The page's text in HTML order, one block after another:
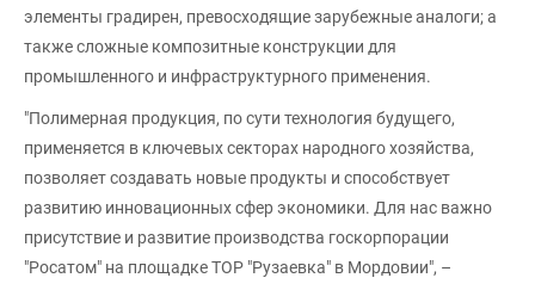
элементы градирен, превосходящие зарубежные аналоги; а
также сложные композитные конструкции для
промышленного и инфраструктурного применения.
"Полимерная продукция, по сути технология будущего,
применяется в ключевых секторах народного хозяйства,
позволяет создавать новые продукты и способствует
развитию инновационных сфер экономики. Для нас важно
присутствие и развитие производства госкорпорации
"Росатом" на площадке ТОР "Рузаевка" в Мордовии", –